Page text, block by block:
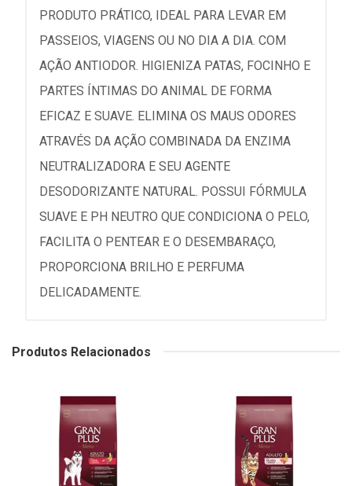
PRODUTO PRÁTICO, IDEAL PARA LEVAR EM
PASSEIOS, VIAGENS OU NO DIA A DIA. COM
AÇÃO ANTIODOR. HIGIENIZA PATAS, FOCINHO E
PARTES ÍNTIMAS DO ANIMAL DE FORMA
EFICAZ E SUAVE. ELIMINA OS MAUS ODORES
ATRAVÉS DA AÇÃO COMBINADA DA ENZIMA
NEUTRALIZADORA E SEU AGENTE
DESODORIZANTE NATURAL. POSSUI FÓRMULA
SUAVE E PH NEUTRO QUE CONDICIONA O PELO,
FACILITA O PENTEAR E O DESEMBARAÇO,
PROPORCIONA BRILHO E PERFUMA
DELICADAMENTE.
Produtos Relacionados